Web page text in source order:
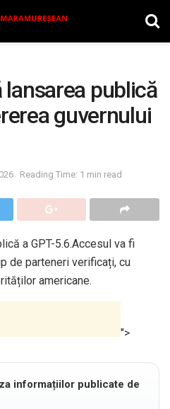
lansarea publică
guvernului
Reading Time: 1 min read
a GPT-5.6.Accesul va fi
de parteneri verificați, cu
americane.
">
informațiilor publicate de